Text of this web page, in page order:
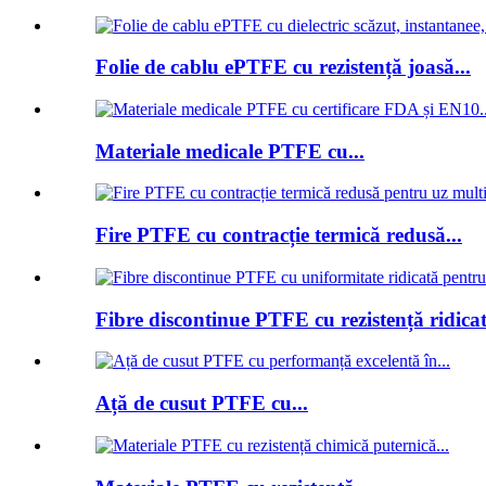
Folie de cablu ePTFE cu rezistență joasă...
Materiale medicale PTFE cu...
Fire PTFE cu contracție termică redusă...
Fibre discontinue PTFE cu rezistență
Ață de cusut PTFE cu...